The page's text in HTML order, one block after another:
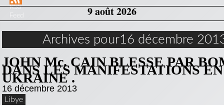
RSS
9 août 2026
Archives pour16 décembre
JOHN Mc. CAIN BLESSE PAR
DANS LES MANIFESTATIONS EN
UKRAINE .
16 décembre 2013
Libye